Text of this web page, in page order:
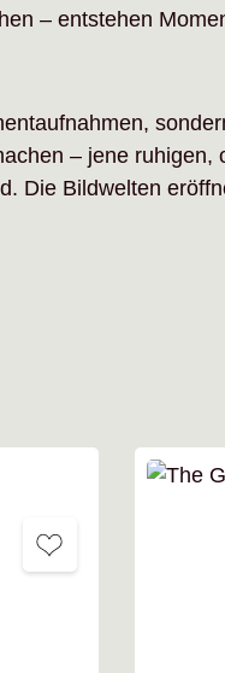
– entstehen
– jene
Die Bildwelten